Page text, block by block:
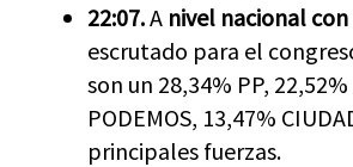
22:07.A nivel nacional con
escrutado para el
son un 28,34% PP,
PODEMOS, 13,47%
principales fuerzas.